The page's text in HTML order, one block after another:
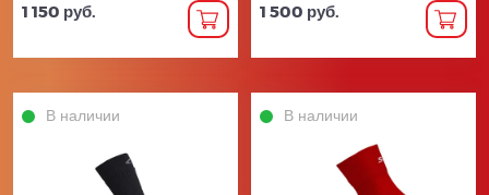
1 150 руб. 1 500 руб.
В наличии В наличии